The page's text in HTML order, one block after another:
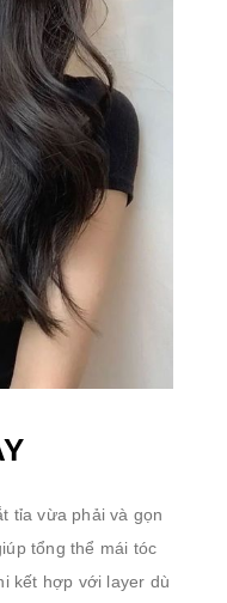
tỉa vừa phải và gọn
tổng thể mái tóc
kết hợp với layer dù